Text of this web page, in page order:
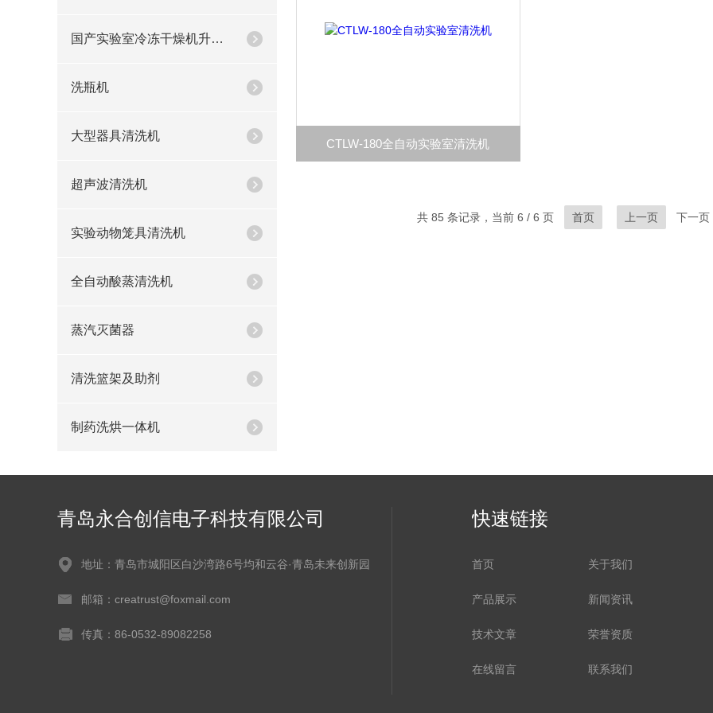
国产实验室冷冻干燥机升级款
洗瓶机
大型器具清洗机
超声波清洗机
实验动物笼具清洗机
全自动酸蒸清洗机
蒸汽灭菌器
清洗篮架及助剂
制药洗烘一体机
CTLW-180全自动实验室清洗机
共 85 条记录，当前 6 / 6 页 首页 上一页 下一
青岛永合创信电子科技有限公司
地址：青岛市城阳区白沙湾路6号均和云谷·青岛未来创新园
邮箱：creatrust@foxmail.com
传真：86-0532-89082258
快速链接
首页 关于我们
产品展示 新闻资讯
技术文章 荣誉资质
在线留言 联系我们